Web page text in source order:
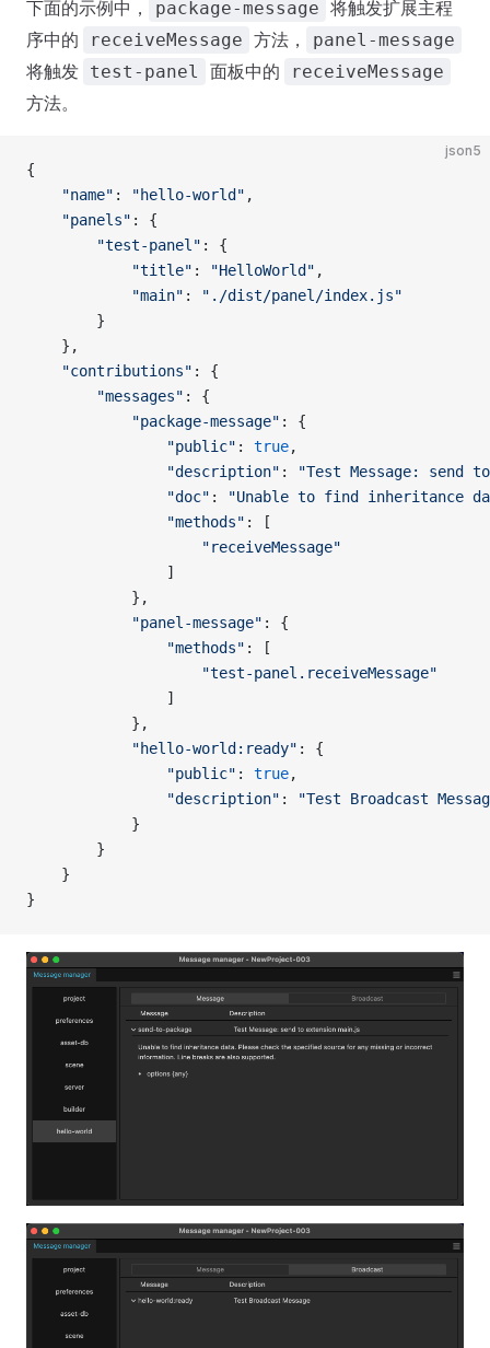
下面的示例中， package-message 将触发扩展主程
序中的
receiveMessage 方法， panel-message
将触发 test-panel 面板中的 receiveMessage
方法。
json5
{
    "name"
: "hello-world" ,
    "panels"
: {
        "test-panel"
: {
            "title"
: "HelloWorld" ,
            "main"
:
"./dist/panel/index.js"
        }
    },
    "contributions"
: {
        "messages"
: {
            "package-message"
: {
                "public"
: true,
                "description"
:
"Test Message: send
                "doc"
:
"Unable to find inheritance
                "methods"
: [
                    "receiveMessage"
                ]
            },
            "panel-message"
: {
                "methods"
: [
                    "test-panel.receiveMessage"
                ]
            },
            "hello-world:ready"
: {
                "public"
: true,
                "description"
:
"Test Broadcast
            }
        }
    }
}